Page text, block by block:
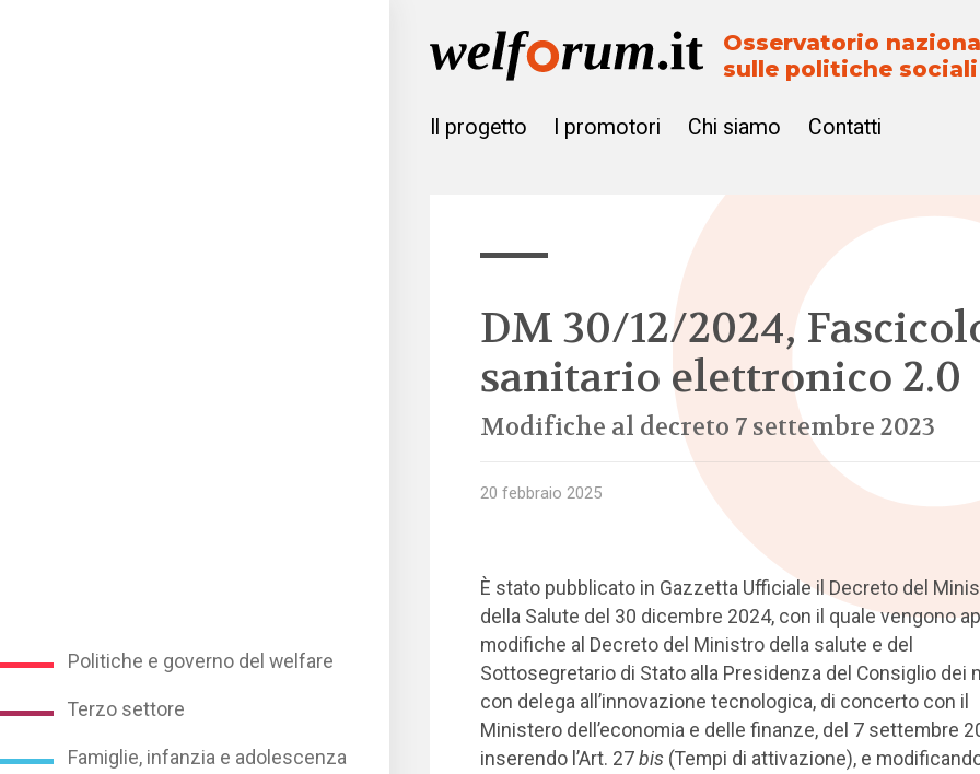
Politiche e governo del welfare
Terzo settore
Famiglie, infanzia e adolescenza
Osservatorio
sulle politiche sociali
Il progetto I promotori Chi siamo Contatti
DM 30/12/2024,
sanitario elettronico 2.0
Modifiche al decreto 7 settembre 2023
20 febbraio 2025
È stato pubblicato in Gazzetta Ufficiale il Decreto del
della Salute del 30 dicembre 2024, con il quale vengono
modifiche al Decreto del Ministro della salute e del
Sottosegretario di Stato alla Presidenza del Consiglio dei
con delega all’innovazione tecnologica, di concerto con il
Ministero dell’economia e delle finanze, del 7 settembre
inserendo l’Art. 27 bis (Tempi di attivazione), e